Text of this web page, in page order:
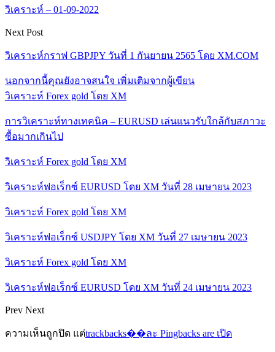
วิเคราะห์ – 01-09-2022
Next Post
วิเคราะห์กราฟ GBPJPY วันที่ 1 กันยายน 2565 โดย XM.COM
นอกจากนี้คุณยังอาจสนใจ เพิ่มเติมจากผู้เขียน
วิเคราะห์ Forex gold โดย XM
การวิเคราะห์ทางเทคนิค – EURUSD เล่นแนวรับใกล้กับสภาวะ
ซื้อมากเกินไป
วิเคราะห์ Forex gold โดย XM
วิเคราะห์ฟอเร็กซ์ EURUSD โดย XM วันที่ 28 เมษายน 2023
วิเคราะห์ Forex gold โดย XM
วิเคราะห์ฟอเร็กซ์ USDJPY โดย XM วันที่ 27 เมษายน 2023
วิเคราะห์ Forex gold โดย XM
วิเคราะห์ฟอเร็กซ์ EURUSD โดย XM วันที่ 24 เมษายน 2023
Prev Next
ความเห็นถูกปิด แต่trackbacks��ละ Pingbacks are เปิด